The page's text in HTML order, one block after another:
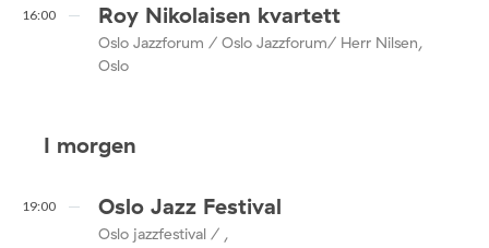
16:00 Roy Nikolaisen kvartett
Oslo Jazzforum / Oslo Jazzforum/ Herr Nilsen,
Oslo
I morgen
19:00 Oslo Jazz Festival
Oslo jazzfestival / ,